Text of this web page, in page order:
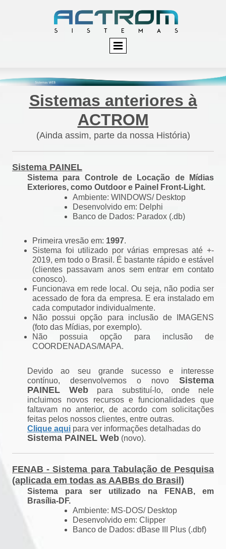
Sistemas anteriores à
ACTROM
(Ainda assim, parte da nossa História)
Sistema PAINEL
Sistema para Controle de Locação de Mídias
Exteriores, como Outdoor e Painel Front-Light.
Ambiente: WINDOWS/ Desktop
Desenvolvido em: Delphi
Banco de Dados: Paradox (.db)
Primeira vresão em: 1997.
Sistema foi utilizado por várias empresas até +-
2019, em todo o Brasil. É bastante rápido e estável
(clientes passavam anos sem entrar em contato
conosco).
Funcionava em rede local. Ou seja, não podia ser
acessado de fora da empresa. E era instalado em
cada computador individualmente.
Não possui opção para inclusão de IMAGENS
(foto das Mídias, por exemplo).
Não possuia opção para inclusão de
COORDENADAS/MAPA.
Devido ao seu grande sucesso e interesse
contínuo, desenvolvemos o novo Sistema
PAINEL Web para substituí-lo, onde nele
incluimos novos recursos e funcionalidades que
faltavam no anterior, de acordo com solicitações
feitas pelos nossos clientes, entre outras.
Clique aqui para ver informações detalhadas do
Sistema PAINEL Web (novo).
FENAB - Sistema para Tabulação de Pesquisa
(aplicada em todas as AABBs do Brasil)
Sistema para ser utilizado na FENAB, em
Brasília-DF.
Ambiente: MS-DOS/ Desktop
Desenvolvido em: Clipper
Banco de Dados: dBase III Plus (.dbf)